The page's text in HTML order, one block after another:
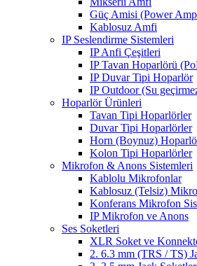
Güç Amisi (Power
Kablosuz Amfi
IP Seslendirme Sistemleri
IP Anfi Çeşitleri
IP Tavan Hoparlörü
IP Duvar Tipi Hoparlör
IP Outdoor (Su
Hoparlör Ürünleri
Tavan Tipi Hoparlörler
Duvar Tipi Hoparlörler
Horn (Boynuz)
Kolon Tipi Hoparlörler
Mikrofon & Anons Sistemleri
Kablolu Mikrofonlar
Kablosuz (Telsiz)
Konferans Mikrofon
IP Mikrofon ve Anons
Ses Soketleri
XLR Soket ve
2. 6.3 mm (TRS / TS)